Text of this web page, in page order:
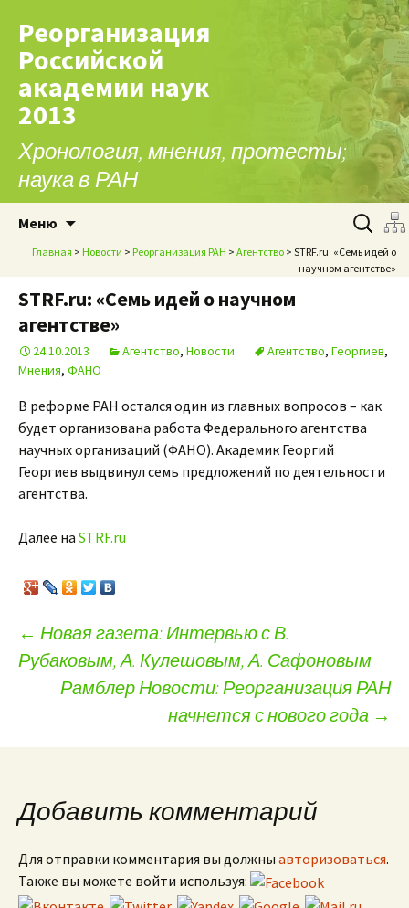
Реорганизация
Российской
академии наук
2013
Хронология, мнения, протесты;
наука в РАН
Меню Найти:
Главная > Новости > Реорганизация РАН > Агентство > STRF.ru: «Семь идей о
научном агентстве»
STRF.ru: «Семь идей о научном
агентстве»
24.10.2013 Агентство, Новости Агентство, Георгиев,
Мнения, ФАНО
В реформе РАН остался один из главных вопросов – как
будет организована работа Федерального агентства
научных организаций (ФАНО). Академик Георгий
Георгиев выдвинул семь предложений по деятельности
агентства.
Далее на STRF.ru
Навигация по записям
← Новая газета: Интервью с В.
Рубаковым, А. Кулешовым, А. Сафоновым
Рамблер Новости: Реорганизация РАН
начнется с нового года →
Добавить комментарий
Для отправки комментария вы должны авторизоваться.
Также вы можете войти используя: